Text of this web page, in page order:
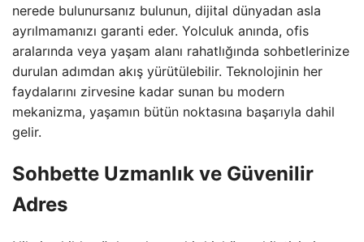
nerede bulunursanız bulunun, dijital dünyadan asla
ayrılmamanızı garanti eder. Yolculuk anında, ofis
aralarında veya yaşam alanı rahatlığında sohbetlerinize
durulan adımdan akış yürütülebilir. Teknolojinin her
faydalarını zirvesine kadar sunan bu modern
mekanizma, yaşamın bütün noktasına başarıyla dahil
gelir.
Sohbette Uzmanlık ve Güvenilir
Adres